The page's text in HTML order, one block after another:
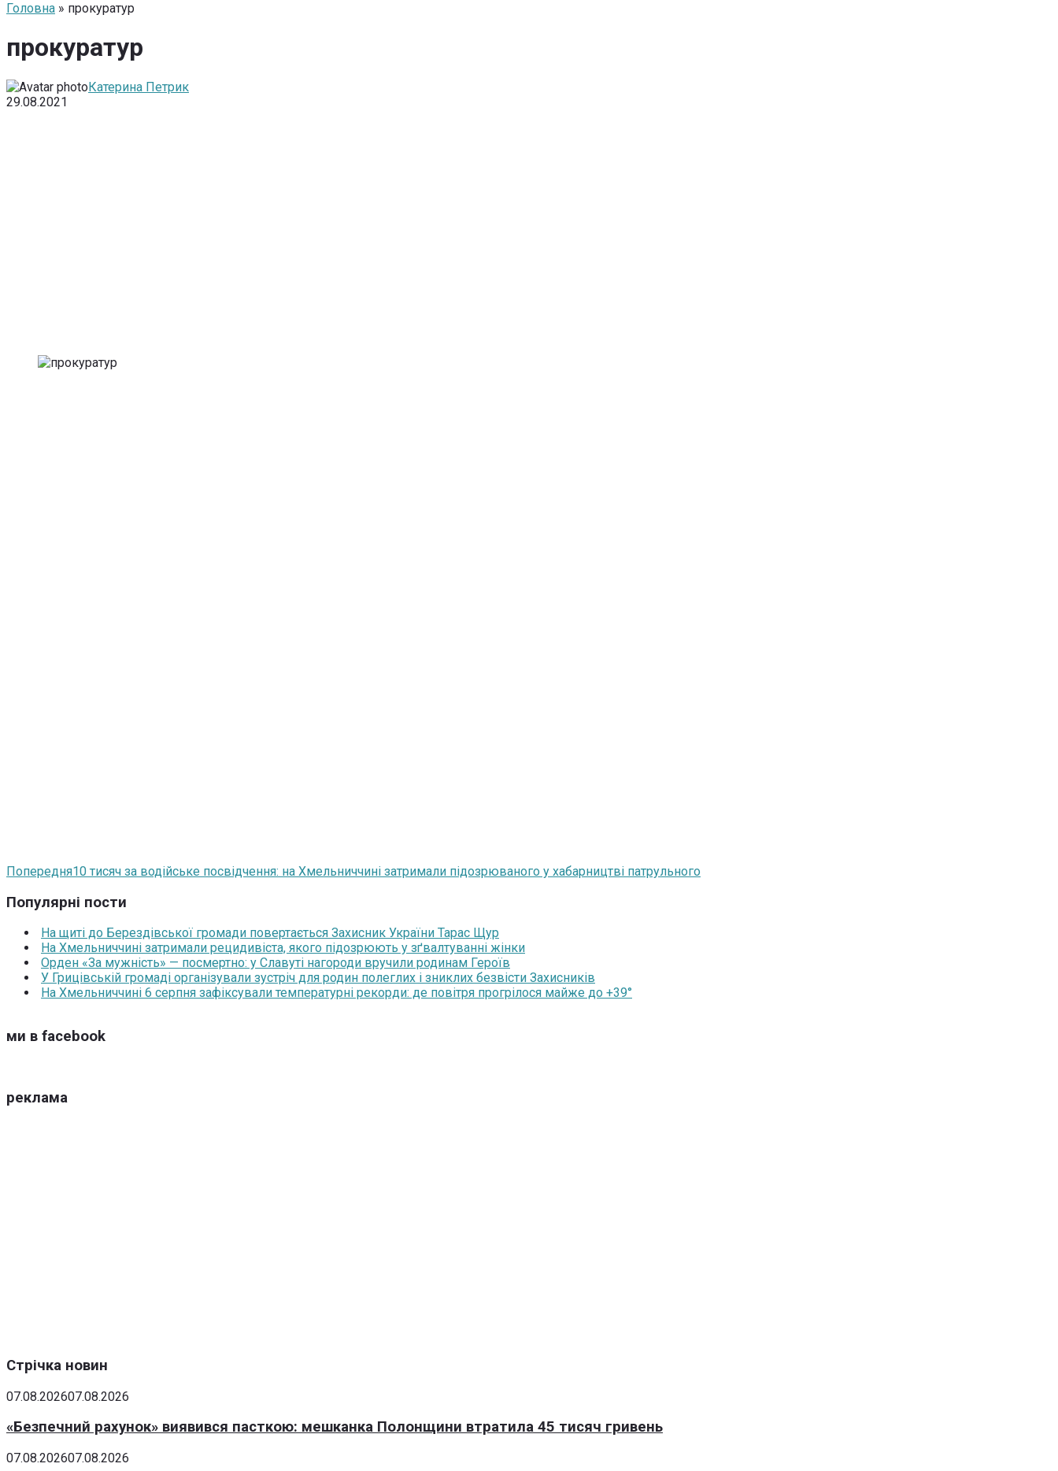
Головна » прокуратур
прокуратур
Катерина Петрик
29.08.2021
Попередня10 тисяч за водійське посвідчення: на Хмельниччині затримали підозрюваного у хабарництві патрульного
Популярні пости
На щиті до Берездівської громади повертається Захисник України Тарас Щур
На Хмельниччині затримали рецидивіста, якого підозрюють у зґвалтуванні жінки
Орден «За мужність» — посмертно: у Славуті нагороди вручили родинам Героїв
У Грицівській громаді організували зустріч для родин полеглих і зниклих безвісти Захисників
На Хмельниччині 6 серпня зафіксували температурні рекорди: де повітря прогрілося майже до +39°
ми в facebook
реклама
Стрічка новин
07.08.202607.08.2026
«Безпечний рахунок» виявився пасткою: мешканка Полонщини втратила 45 тисяч гривень
07.08.202607.08.2026